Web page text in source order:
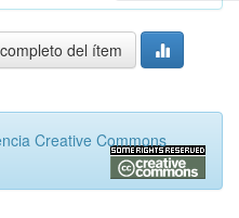
del ítem
Creative Commons